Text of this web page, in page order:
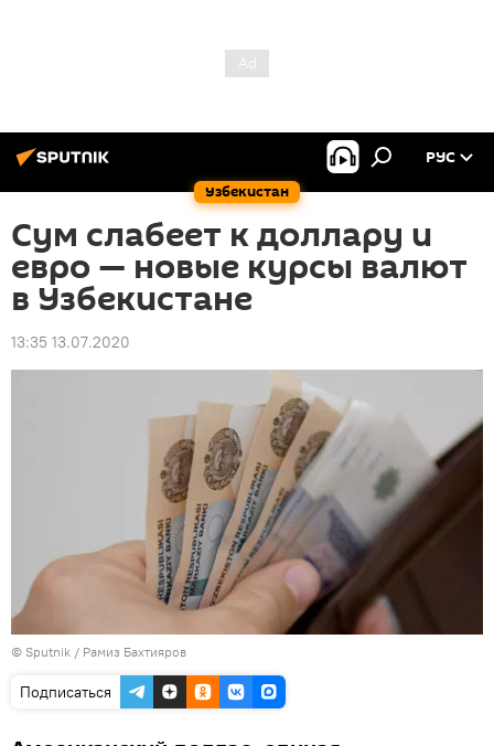
Узбекистан
РУС
Сум слабеет к доллару и
евро — новые курсы валют
в Узбекистане
13:35 13.07.2020
© Sputnik / Рамиз Бахтияров
Подписаться